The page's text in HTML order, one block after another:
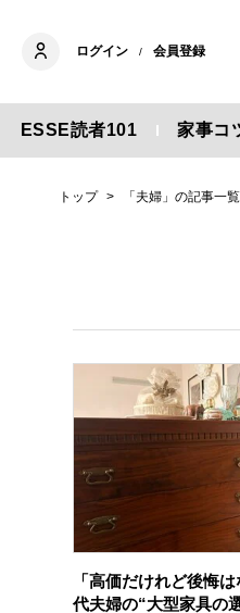
ログイン / 会員登録
ESSE読者101 家事コ
トップ 「夫婦」の記事一覧
「高価だけれど後悔
代夫婦の“大型家具の